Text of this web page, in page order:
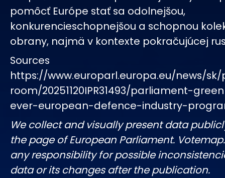
pomôcť Európe stať sa odolnejšou,
konkurencieschopnejšou a schopnou
obrany, najmä v kontexte pokračujúcej
Sources
https://www.europarl.europa.eu/news/
room/20251120IPR31493/parliament-
ever-european-defence-industry-
We collect and visually present data
the page of European Parliament.
any responsibility for possible
data or its changes after the publication.